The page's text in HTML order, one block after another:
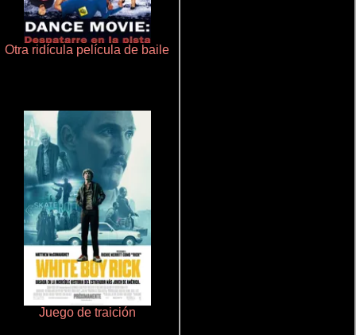
Otra ridícula película de baile
Juego de traición